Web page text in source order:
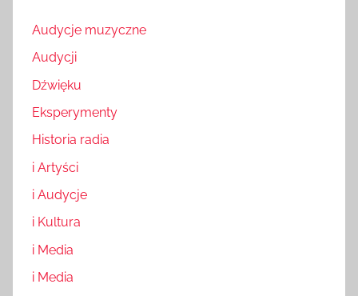
Audycje muzyczne
Audycji
Dźwięku
Eksperymenty
Historia radia
i Artyści
i Audycje
i Kultura
i Media
i Media